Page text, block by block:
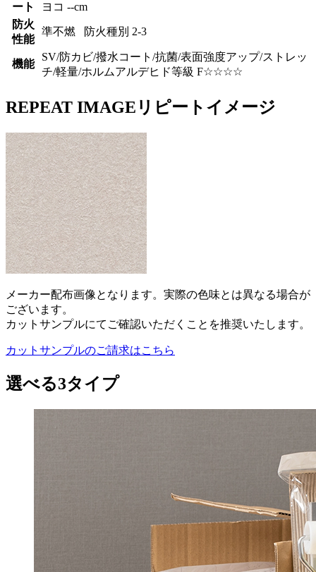
ート
ヨコ --cm
防火
性能
準不燃 防火種別 2-3
機能
SV/防カビ/撥水コート/抗菌/表面強度アップ/ストレッ
チ/軽量/ホルムアルデヒド等級 F☆☆☆☆
REPEAT IMAGE リピートイメージ
メーカー配布画像となります。実際の色味とは異なる場合が
ございます。
カットサンプルにてご確認いただくことを推奨いたします。
カットサンプルのご請求はこちら
選べる3タイプ